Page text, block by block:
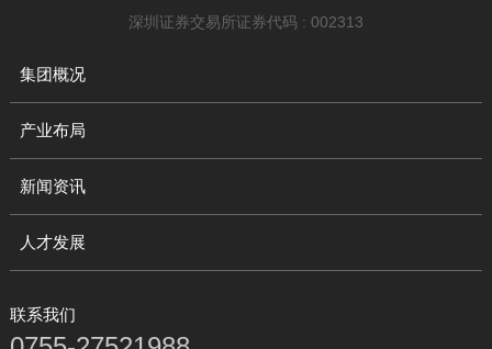
深圳证券交易所证券代码 : 002313
集团概况
产业布局
新闻资讯
人才发展
联系我们